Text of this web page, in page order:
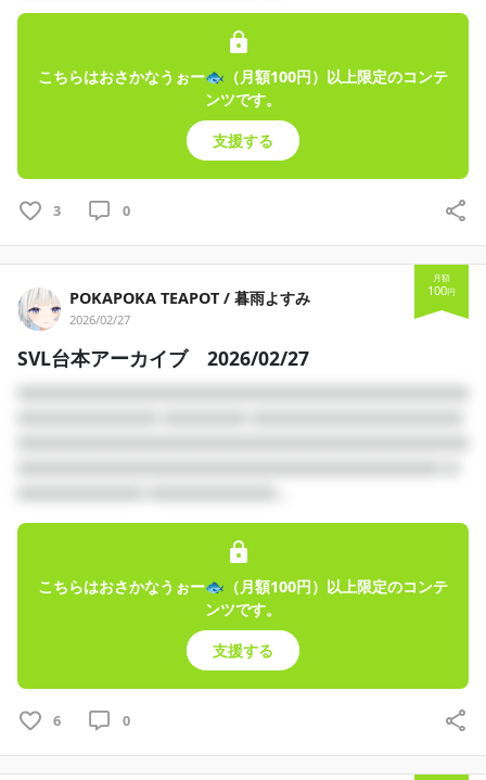
こちらはおさかなうぉー🐟（月額100円）以上限定のコンテ
ンツです。
支援する
3 0
POKAPOKA TEAPOT / 暮雨よすみ
2026/02/27
月額
100円
SVL台本アーカイブ 2026/02/27
こちらはおさかなうぉー🐟（月額100円）以上限定のコンテ
ンツです。
支援する
6 0